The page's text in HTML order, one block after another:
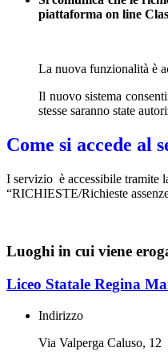
piattaforma on line
La nuova funzionalità è
Il nuovo sistema
stesse saranno state
Come si accede al
I servizio è accessibile tramite
“RICHIESTE/Richieste
Luoghi in cui viene
Liceo Statale Regina
Indirizzo
Via Valperga Caluso, 12